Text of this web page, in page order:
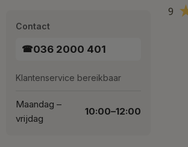
Contact
☎036 2000 401
Klantenservice bereikbaar
Maandag –
vrijdag
10:00–12:00
9